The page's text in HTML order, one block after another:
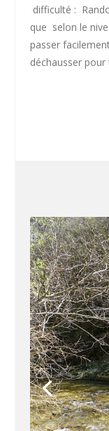
difficulté :
que selon le
passer
déchausser pour